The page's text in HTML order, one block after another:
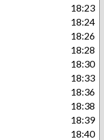
18:23
18:24
18:26
18:28
18:30
18:33
18:36
18:38
18:39
18:40